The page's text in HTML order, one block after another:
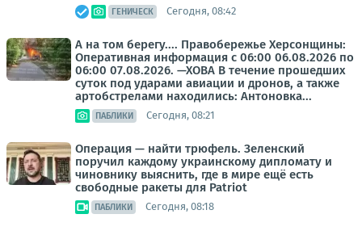
ГЕНИЧЕСК Сегодня, 08:42
А на том берегу.... Правобережье Херсонщины:
Оперативная информация с 06:00 06.08.2026 по
06:00 07.08.2026. —ХОВА В течение прошедших
суток под ударами авиации и дронов, а также
артобстрелами находились: Антоновка...
ПАБЛИКИ Сегодня, 08:21
Операция — найти трюфель. Зеленский
поручил каждому украинскому дипломату и
чиновнику выяснить, где в мире ещё есть
свободные ракеты для Patriot
ПАБЛИКИ Сегодня, 08:18